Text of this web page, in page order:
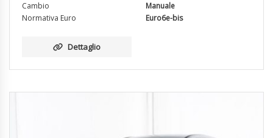
Cambio
Manuale
Normativa Euro
Euro6e-bis
Dettaglio